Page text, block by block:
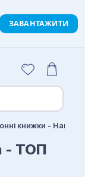
- ТОП
ЗАВАНТАЖИТИ